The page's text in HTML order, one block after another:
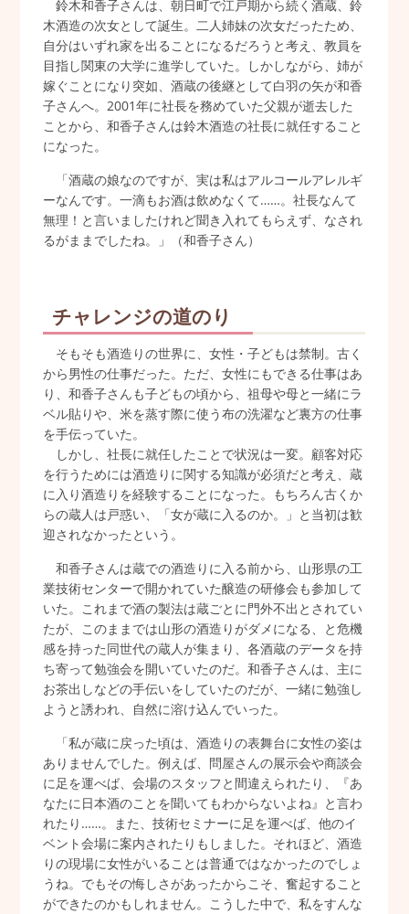
鈴木和香子さんは、朝日町で江戸期から続く酒蔵、鈴
木酒造の次女として誕生。二人姉妹の次女だったため、
自分はいずれ家を出ることになるだろうと考え、教員を
目指し関東の大学に進学していた。しかしながら、姉が
嫁ぐことになり突如、酒蔵の後継として白羽の矢が和香
子さんへ。2001年に社長を務めていた父親が逝去した
ことから、和香子さんは鈴木酒造の社長に就任すること
になった。
「酒蔵の娘なのですが、実は私はアルコールアレルギ
ーなんです。一滴もお酒は飲めなくて……。社長なんて
無理！と言いましたけれど聞き入れてもらえず、なされ
るがままでしたね。」（和香子さん）
チャレンジの道のり
そもそも酒造りの世界に、女性・子どもは禁制。古く
から男性の仕事だった。ただ、女性にもできる仕事はあ
り、和香子さんも子どもの頃から、祖母や母と一緒にラ
ベル貼りや、米を蒸す際に使う布の洗濯など裏方の仕事
を手伝っていた。
しかし、社長に就任したことで状況は一変。顧客対応
を行うためには酒造りに関する知識が必須だと考え、蔵
に入り酒造りを経験することになった。もちろん古くか
らの蔵人は戸惑い、「女が蔵に入るのか。」と当初は歓
迎されなかったという。
和香子さんは蔵での酒造りに入る前から、山形県の工
業技術センターで開かれていた醸造の研修会も参加して
いた。これまで酒の製法は蔵ごとに門外不出とされてい
たが、このままでは山形の酒造りがダメになる、と危機
感を持った同世代の蔵人が集まり、各酒蔵のデータを持
ち寄って勉強会を開いていたのだ。和香子さんは、主に
お茶出しなどの手伝いをしていたのだが、一緒に勉強し
ようと誘われ、自然に溶け込んでいった。
「私が蔵に戻った頃は、酒造りの表舞台に女性の姿は
ありませんでした。例えば、問屋さんの展示会や商談会
に足を運べば、会場のスタッフと間違えられたり、『あ
なたに日本酒のことを聞いてもわからないよね』と言わ
れたり……。また、技術セミナーに足を運べば、他のイ
ベント会場に案内されたりもしました。それほど、酒造
りの現場に女性がいることは普通ではなかったのでしょ
うね。でもその悔しさがあったからこそ、奮起すること
ができたのかもしれません。こうした中で、私をすんな